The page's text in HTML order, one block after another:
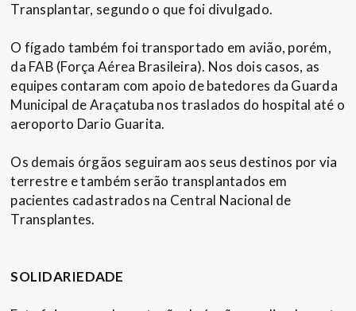
Transplantar, segundo o que foi divulgado.
O fígado também foi transportado em avião, porém,
da FAB (Força Aérea Brasileira). Nos dois casos, as
equipes contaram com apoio de batedores da Guarda
Municipal de Araçatuba nos traslados do hospital até o
aeroporto Dario Guarita.
Os demais órgãos seguiram aos seus destinos por via
terrestre e também serão transplantados em
pacientes cadastrados na Central Nacional de
Transplantes.
SOLIDARIEDADE